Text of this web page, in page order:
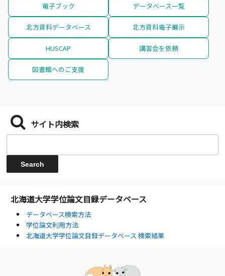
電子ブック データベース一覧
北方資料データベース 北方資料電子展示
HUSCAP 講習会を依頼
図書館へのご支援
サイト内検索
北海道大学学位論文目録データベース
データベース検索方法
学位論文利用方法
北海道大学学位論文目録データベース 検索結果